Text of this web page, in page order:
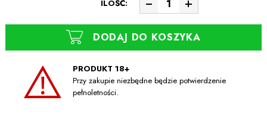
ILOŚĆ:
DODAJ DO KOSZYKA
PRODUKT 18+
Przy zakupie niezbędne będzie potwierdzenie
pełnoletności.